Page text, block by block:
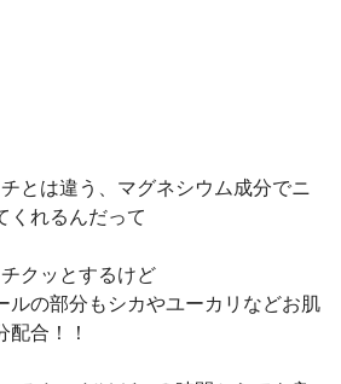
とは違う、マグネシウム成分でニ
くれるんだって
クッとするけど
ルの部分もシカやユーカリなどお肌
配合！！